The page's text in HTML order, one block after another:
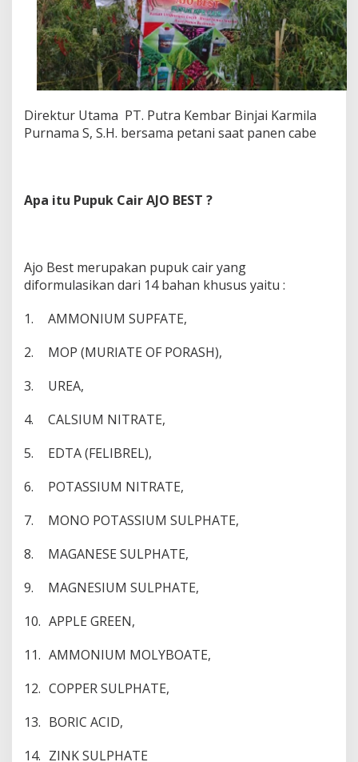
Direktur Utama PT. Putra Kembar Binjai Karmila
Purnama S, S.H. bersama petani saat panen cabe
Apa itu Pupuk Cair AJO BEST ?
Ajo Best merupakan pupuk cair yang
diformulasikan dari 14 bahan khusus yaitu :
1.
AMMONIUM SUPFATE,
2.
MOP (MURIATE OF PORASH),
3.
UREA,
4.
CALSIUM NITRATE,
5.
EDTA (FELIBREL),
6.
POTASSIUM NITRATE,
7.
MONO POTASSIUM SULPHATE,
8.
MAGANESE SULPHATE,
9.
MAGNESIUM SULPHATE,
10. APPLE GREEN,
11. AMMONIUM MOLYBOATE,
12. COPPER SULPHATE,
13. BORIC ACID,
14. ZINK SULPHATE